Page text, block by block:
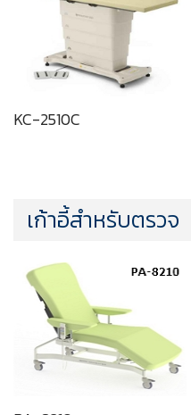
KC-2510C
เก้าอี้สำหรับตรวจ